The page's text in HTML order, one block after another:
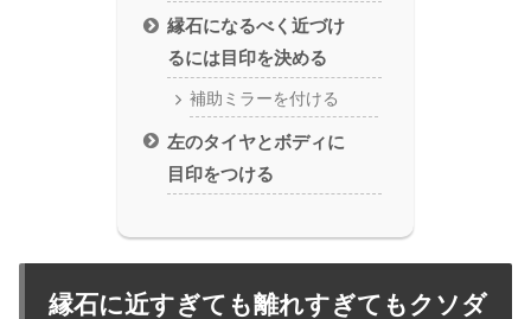
縁石になるべく近づけ
るには目印を決める
補助ミラーを付ける
左のタイヤとボディに
目印をつける
縁石に近すぎても離れすぎてもクソダ